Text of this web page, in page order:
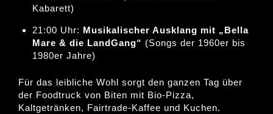
Kabarett)
21:00 Uhr: Musikalischer Ausklang mit „Bella
Mare & die LandGang“ (Songs der 1960er bis
1980er Jahre)
Für das leibliche Wohl sorgt den ganzen Tag über
der Foodtruck von Biten mit Bio-Pizza,
Kaltgetränken, Fairtrade-Kaffee und Kuchen.